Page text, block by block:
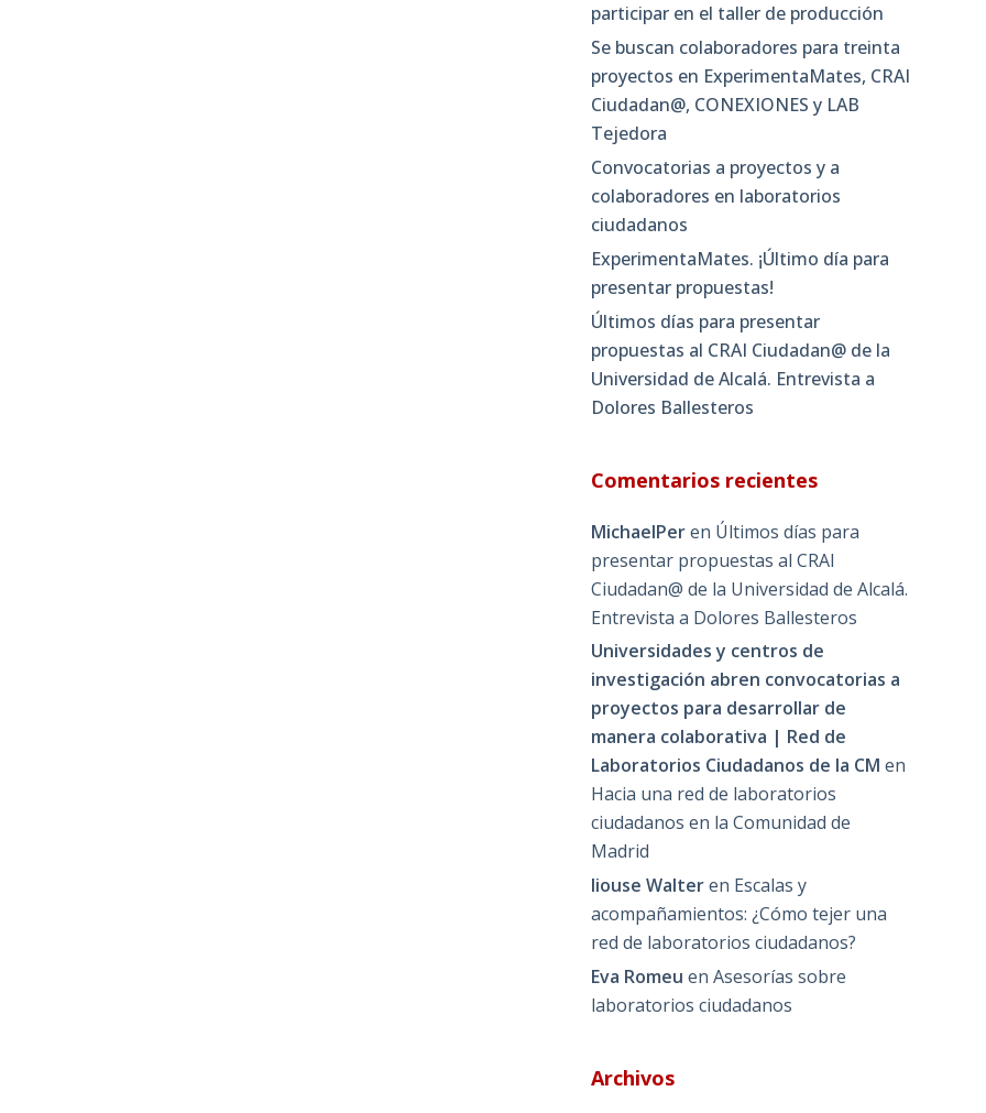
participar en el taller de producción
Se buscan colaboradores para treinta
proyectos en ExperimentaMates, CRAI
Ciudadan@, CONEXIONES y LAB
Tejedora
Convocatorias a proyectos y a
colaboradores en laboratorios
ciudadanos
ExperimentaMates. ¡Último día para
presentar propuestas!
Últimos días para presentar
propuestas al CRAI Ciudadan@ de la
Universidad de Alcalá. Entrevista a
Dolores Ballesteros
Comentarios recientes
MichaelPeren Últimos días para
presentar propuestas al CRAI
Ciudadan@ de la Universidad de Alcalá.
Entrevista a Dolores Ballesteros
Universidades y centros de
investigación abren convocatorias a
proyectos para desarrollar de
manera colaborativa | Red de
Laboratorios Ciudadanos de la CM en
Hacia una red de laboratorios
ciudadanos en la Comunidad de
Madrid
liouse Walteren Escalas y
acompañamientos: ¿Cómo tejer una
red de laboratorios ciudadanos?
Eva Romeu enAsesorías sobre
laboratorios ciudadanos
Archivos